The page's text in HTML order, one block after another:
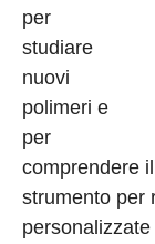
per
studiare
nuovi
polimeri e
per
comprendere
strumento per